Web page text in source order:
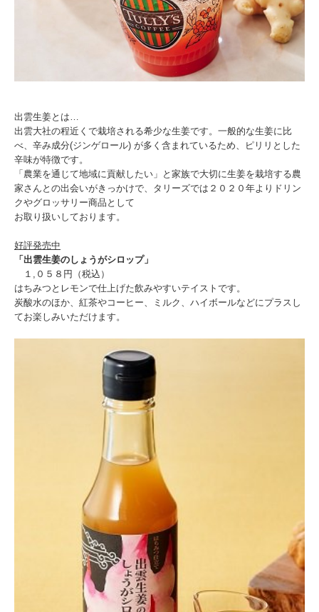
出雲生姜とは…
出雲大社の程近くで栽培される希少な生姜です。一般的な生姜に比
べ、辛み成分(ジンゲロール) が多く含まれているため、ピリリとした
辛味が特徴です。
「農業を通じて地域に貢献したい」と家族で大切に生姜を栽培する農
家さんとの出会いがきっかけで、タリーズでは２０２０年よりドリン
クやグロッサリー商品として
お取り扱いしております。
好評発売中
「出雲生姜のしょうがシロップ」
１,０５８円（税込）
はちみつとレモンで仕上げた飲みやすいテイストです。
炭酸水のほか、紅茶やコーヒー、ミルク、ハイボールなどにプラスし
てお楽しみいただけます。